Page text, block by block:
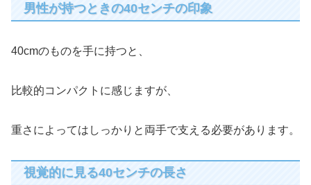
男性が持つときの40センチの印象
40cmのものを手に持つと、
比較的コンパクトに感じますが、
重さによってはしっかりと両手で支える必要があります。
視覚的に見る40センチの長さ